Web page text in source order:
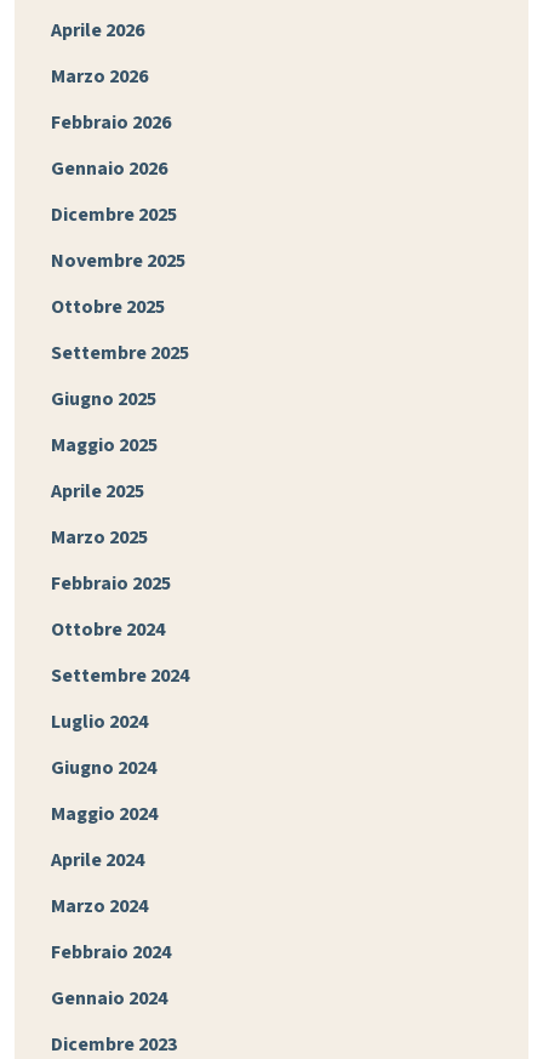
Aprile 2026
Marzo 2026
Febbraio 2026
Gennaio 2026
Dicembre 2025
Novembre 2025
Ottobre 2025
Settembre 2025
Giugno 2025
Maggio 2025
Aprile 2025
Marzo 2025
Febbraio 2025
Ottobre 2024
Settembre 2024
Luglio 2024
Giugno 2024
Maggio 2024
Aprile 2024
Marzo 2024
Febbraio 2024
Gennaio 2024
Dicembre 2023